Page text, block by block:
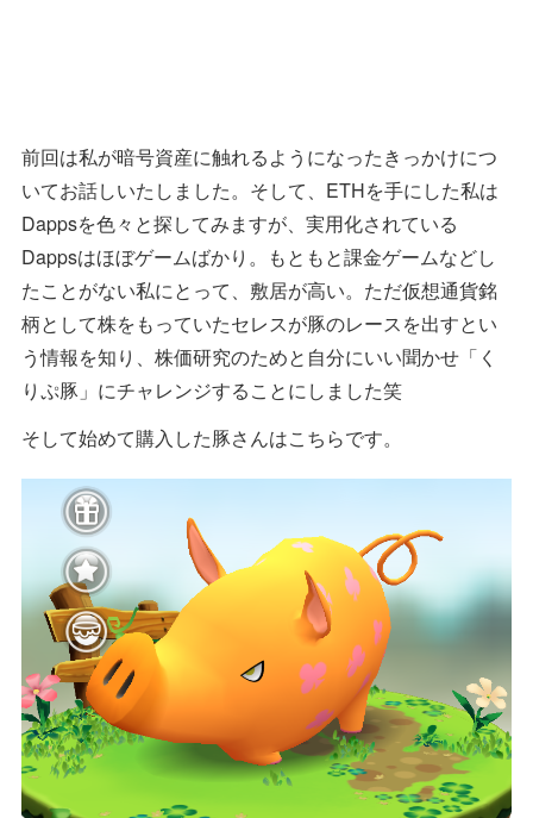
前回は私が暗号資産に触れるようになったきっかけにつ
いてお話しいたしました。そして、ETHを手にした私は
Dappsを色々と探してみますが、実用化されている
Dappsはほぼゲームばかり。もともと課金ゲームなどし
たことがない私にとって、敷居が高い。ただ仮想通貨銘
柄として株をもっていたセレスが豚のレースを出すとい
う情報を知り、株価研究のためと自分にいい聞かせ「く
りぷ豚」にチャレンジすることにしました笑
そして始めて購入した豚さんはこちらです。